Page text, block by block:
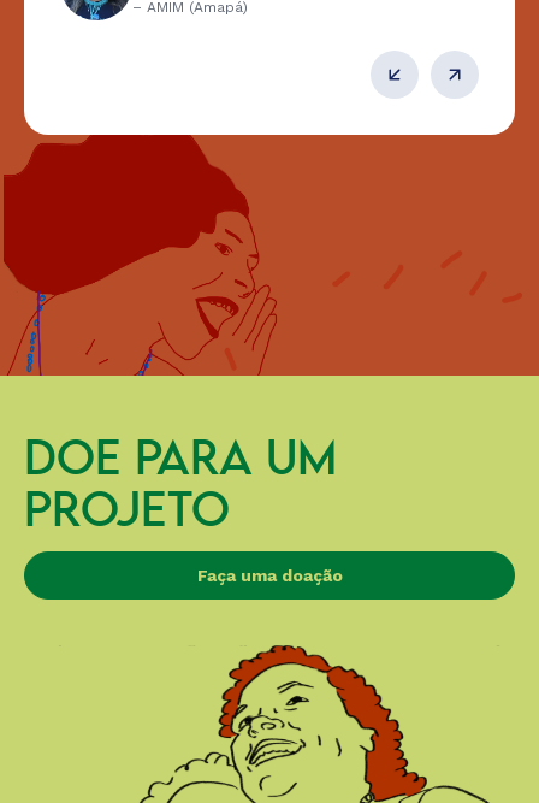
– AMIM (Amapá)
DOE PARA UM
PROJETO
Faça uma doação